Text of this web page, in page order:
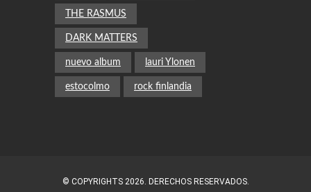
THE RASMUS
DARK MATTERS
nuevo album lauri Ylonen
estocolmo rock finlandia
© COPYRIGHTS 2026. DERECHOS RESERVADOS.